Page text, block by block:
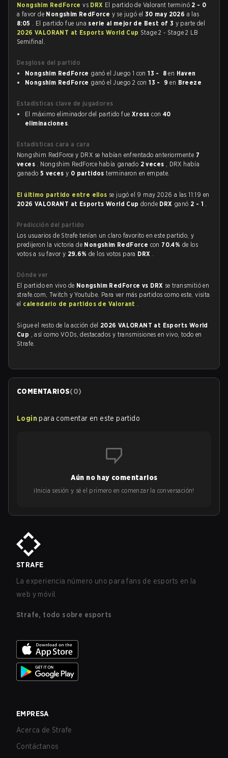
Nongshim RedForcevs DRX El partido de Valorant terminó 2 - 0
a favor de Nongshim RedForce y se jugó el 30 may 2026 a las
8:05 . El partido fue una serie al mejor de Best of 3 y parte del
2026 VALORANT at Esports World Cup Stage 2 - Stage 2 LB
Semifinal.
Desglose del partido
Nongshim RedForce ganó el Juego 1 con13 - 8 en Haven
Nongshim RedForce ganó el Juego 2 con13 - 9 en Breeze
Estadísticas clave de jugadores
El máximo eliminador del partido fue Xross con 40
eliminaciones.
Estadísticas cara a cara
Nongshim RedForce y DRX se habían enfrentado anteriormente 7
veces . Nongshim RedForce había ganado 2 veces , DRX había
ganado 5 vecesy 0 partidosterminaron en empate.
El último partido entre ellos se jugó el 9 may 2026 a las 11:19 en
2026 VALORANT at Esports World Cup donde DRX ganó 2 - 1 .
Predicción del partido
Los usuarios de Strafe tenían un claro favorito en este partido, y
predijeron la victoria de Nongshim RedForce con 70.4% de los
votos a su favor y 29.6%de los votos para DRX .
Dónde ver
El partido en vivo de Nongshim RedForce vs DRX se transmitió en
strafe.com, Twitch y Youtube. Para ver más partidos como este, visita
el calendario de partidos de Valorant .
Sigue el resto de la acción del 2026 VALORANT at Esports World
Cup , así como VODs, destacados y transmisiones en vivo, todo en
Strafe.
COMENTARIOS(0)
Login para comentar en este partido
Aún no hay comentarios
¡Inicia sesión y sé el primero en comenzar la conversación!
STRAFE
La experiencia número uno para fans de esports en la
web y móvil.
Strafe, todo sobre esports
EMPRESA
Acerca de Strafe
Contáctanos